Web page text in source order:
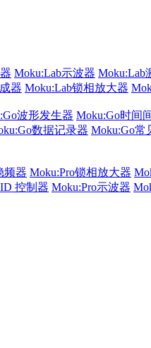
Moku:Lab示波器 Moku:Lab
器 Moku:Lab锁相放大器
波形发生器 Moku:Go时间
数据记录器 Moku:Go常
频器 Moku:Pro锁相放大器
控制器 Moku:Pro示波器